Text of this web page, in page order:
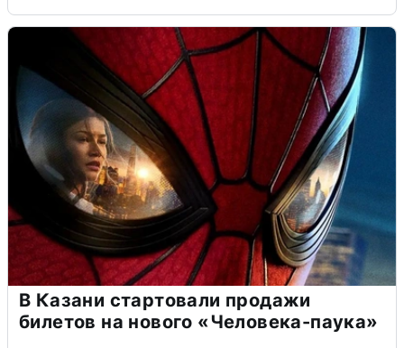
В Казани стартовали продажи
билетов на нового «Человека-паука»